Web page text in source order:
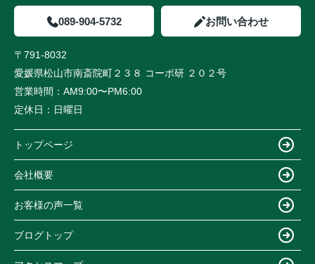
089-904-5732 お問い合わせ
〒791-8032
愛媛県松山市南斎院町２３８ コーポ研 ２０２号
営業時間： AM9:00〜PM6:00
定休日： 日曜日
トップページ
会社概要
お客様の声一覧
ブログトップ